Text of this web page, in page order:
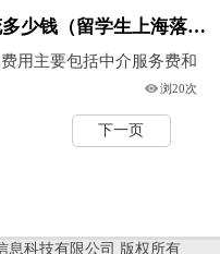
留学落户上海要花多少钱（留学生上海落户有什么好处）
用主要包括中介服务费和
浏20次
下一页
息科技有限公司 版权所有